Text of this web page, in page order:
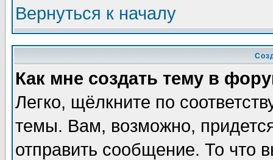
Вернуться к началу
Как мне создать тему в
Легко, щёлкните по
темы. Вам, возможно,
отправить сообщение. То что